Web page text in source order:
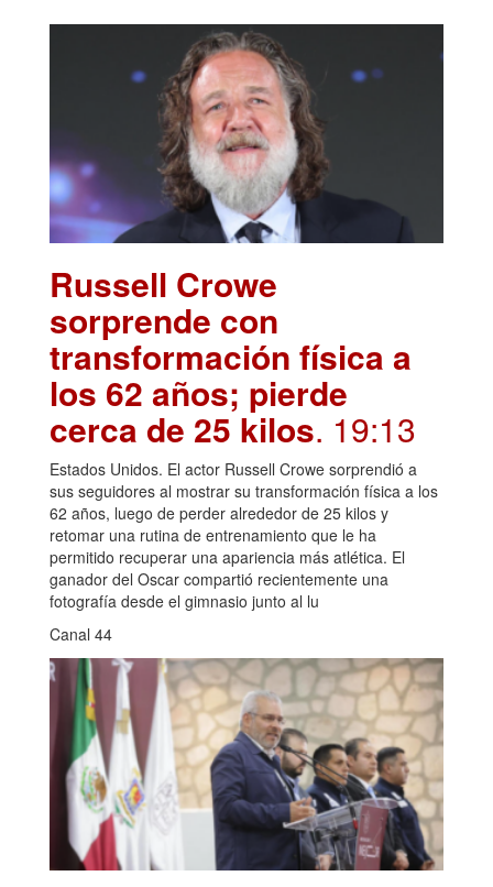
Russell Crowe
sorprende con
transformación física a
los 62 años; pierde
cerca de 25 kilos. 19:13
Estados Unidos. El actor Russell Crowe sorprendió a
sus seguidores al mostrar su transformación física a los
62 años, luego de perder alrededor de 25 kilos y
retomar una rutina de entrenamiento que le ha
permitido recuperar una apariencia más atlética. El
ganador del Oscar compartió recientemente una
fotografía desde el gimnasio junto al lu
Canal 44